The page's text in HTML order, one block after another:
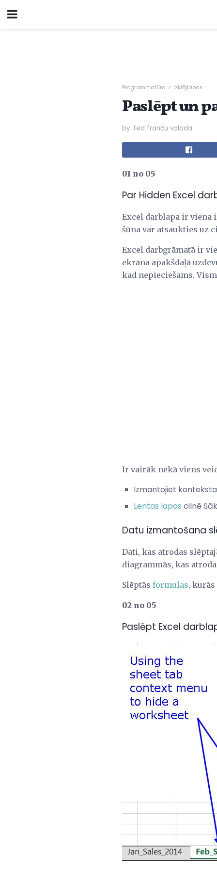
Programmatūra Izklājlapas
Paslēpt un
by Ted franču valoda
01 no 05
Par Hidden Excel
Excel darblapa ir viena
šūna var atsaukties uz
Excel darbgrāmatā ir
ekrāna apakšdaļā
kad nepieciešams.
Ir vairāk nekā viens
Izmantojiet
Lentas lapas cilnē
Datu izmantošana
Dati, kas atrodas
diagrammās, kas
Slēptās formulas,
02 no 05
Paslēpt Excel